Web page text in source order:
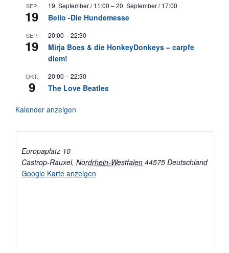
SEP.
19
19. September / 11:00 –20. September / 17:00
Bello -Die Hundemesse
SEP.
19
20:00 –22:30
Mirja Boes & die HonkeyDonkeys – carpfe
diem!
OKT.
9
20:00 –22:30
The Love Beatles
Kalender anzeigen
Europaplatz 10
Castrop-Rauxel, Nordrhein-Westfalen 44575 Deutschland
Google Karte anzeigen